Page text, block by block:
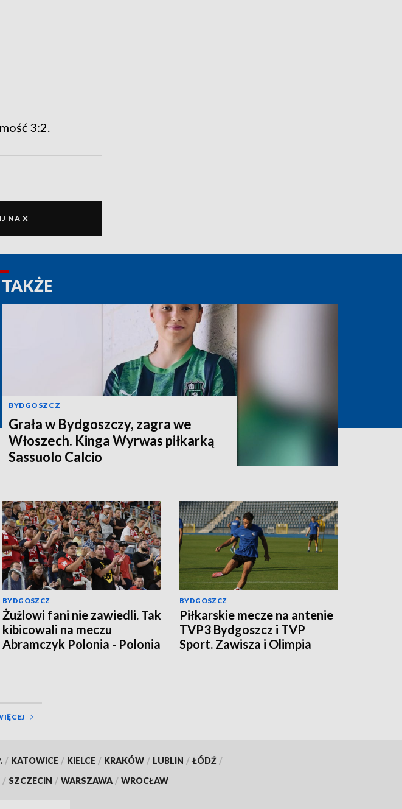
3:2.
NA X
BYDGOSZCZ
Grała w Bydgoszczy, zagra we
Włoszech. Kinga Wyrwas piłkarką
Sassuolo Calcio
BYDGOSZCZ
Żużlowi fani nie zawiedli. Tak
kibicowali na meczu
Abramczyk Polonia - Polonia
BYDGOSZCZ
Piłkarskie mecze na antenie
TVP3 Bydgoszcz i TVP
Sport. Zawisza i Olimpia
/ KATOWICE / KIELCE / KRAKÓW / LUBLIN / ŁÓDŹ /
/ SZCZECIN / WARSZAWA / WROCŁAW